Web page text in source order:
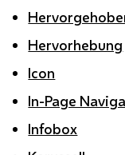
Hervorhebung
Icon
In-Page
Infobox